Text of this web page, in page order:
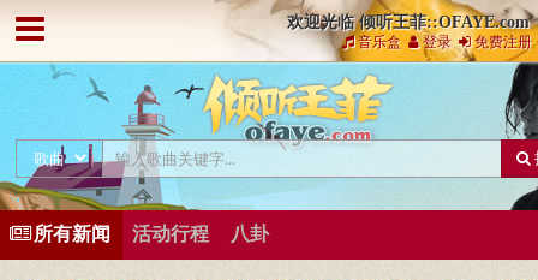
欢迎光临 倾听王菲::OFAYE.com
音乐盒 登录 免费注册
所有新闻 活动行程 八卦